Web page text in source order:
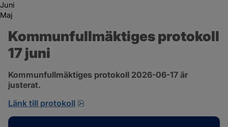
Juni
Maj
Kommunfullmäktiges protokoll
17 juni
Kommunfullmäktiges protokoll 2026-06-17 är
justerat.
Länk till protokoll